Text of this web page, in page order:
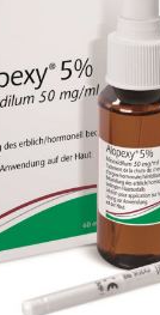
(190
Stück)
inkl. MWSt
In den